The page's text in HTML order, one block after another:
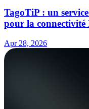
TagoTiP : un
pour la connectivité
Apr 28, 2026